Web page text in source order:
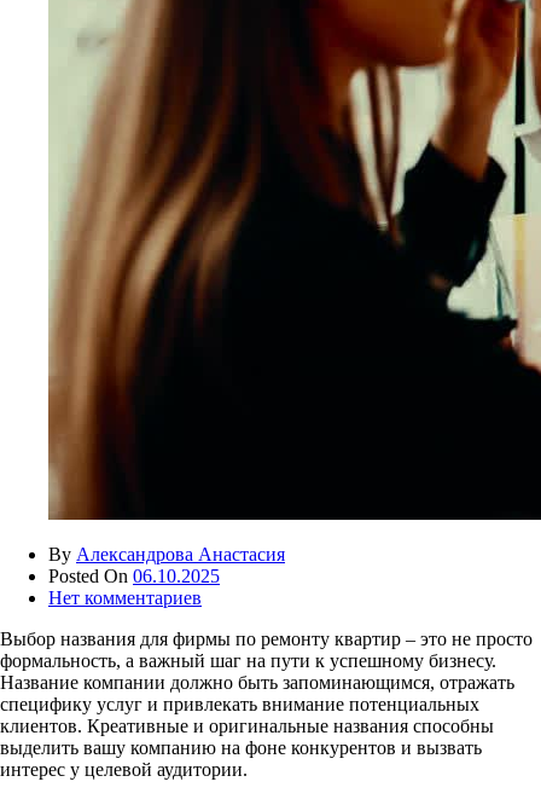
By Александрова Анастасия
Posted On 06.10.2025
Нет комментариев
Выбор названия для фирмы по ремонту квартир – это не просто
формальность, а важный шаг на пути к успешному бизнесу.
Название компании должно быть запоминающимся, отражать
специфику услуг и привлекать внимание потенциальных
клиентов. Креативные и оригинальные названия способны
выделить вашу компанию на фоне конкурентов и вызвать
интерес у целевой аудитории.